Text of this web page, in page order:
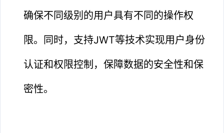
确保不同级别的用户具有不同的操作权
限。同时，支持JWT等技术实现用户身份
认证和权限控制，保障数据的安全性和保
密性。